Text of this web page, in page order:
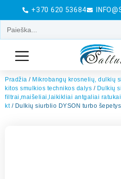
+370 620 53684
Pradžia / Mikrobangų krosnelių, dulkių
kitos smulkios technikos dalys / Dulkių
filtrai,maišeliai,laikikliai antgaliai
kt/ Dulkių siurblio DYSON turbo